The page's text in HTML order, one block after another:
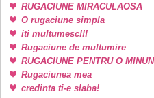
RUGACIUNE MIRACULAOSA
O rugaciune simpla
iti multumesc!!!
Rugaciune de multumire
RUGACIUNE PENTRU O
Rugaciunea mea
credinta ti-e slaba!